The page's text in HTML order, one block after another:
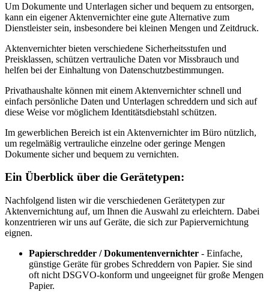
Um Dokumente und Unterlagen sicher und bequem zu entsorgen,
kann ein eigener Aktenvernichter eine gute Alternative zum
Dienstleister sein, insbesondere bei kleinen Mengen und Zeitdruck.
Aktenvernichter bieten verschiedene Sicherheitsstufen und
Preisklassen, schützen vertrauliche Daten vor Missbrauch und
helfen bei der Einhaltung von Datenschutzbestimmungen.
Privathaushalte können mit einem Aktenvernichter schnell und
einfach persönliche Daten und Unterlagen schreddern und sich auf
diese Weise vor möglichem Identitätsdiebstahl schützen.
Im gewerblichen Bereich ist ein Aktenvernichter im Büro nützlich,
um regelmäßig vertrauliche einzelne oder geringe Mengen
Dokumente sicher und bequem zu vernichten.
Ein Überblick über die Gerätetypen:
Nachfolgend listen wir die verschiedenen Gerätetypen zur
Aktenvernichtung auf, um Ihnen die Auswahl zu erleichtern. Dabei
konzentrieren wir uns auf Geräte, die sich zur Papiervernichtung
eignen.
Papierschredder / Dokumentenvernichter - Einfache,
günstige Geräte für grobes Schreddern von Papier. Sie sind
oft nicht DSGVO-konform und ungeeignet für große Mengen
Papier.